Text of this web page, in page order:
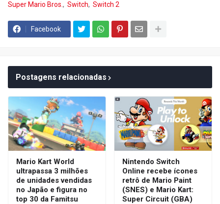
Super Mario Bros.
Switch Switch 2
Facebook
Postagens relacionadas
Mario Kart World
ultrapassa 3 milhões
de unidades vendidas
no Japão e figura no
top 30 da Famitsu
Nintendo Switch
Online recebe ícones
retrô de Mario Paint
(SNES) e Mario Kart:
Super Circuit (GBA)